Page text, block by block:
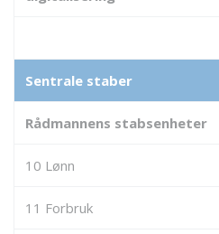
Sentrale staber
Rådmannens stabsenheter
10 Lønn
11 Forbruk